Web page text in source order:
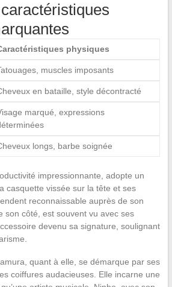
physiques
muscles imposants
en bataille, style décontracté
marqué, expressions
longs, barbe soignée
impressionnante, adopte un
casquette vissée sur la tête et ses
reconnaissable auprès de son
son côté, est souvent vu avec ses
devenu sa signature, soulignant
quant à elle, se démarque par ses
coiffures audacieuses. Elle incarne une